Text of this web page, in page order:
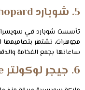
5. شوبارد Chopard
مجوهرات، تشتهر بتصاميمها
ساعاتها بجمع الفخامة
6. جيجر لوكولتر Jaeger-LeCoultre